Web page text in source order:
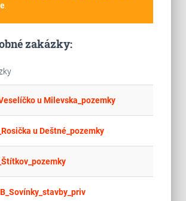
.
zakázky:
u Milevska_pozemky
u Deštné_pozemky